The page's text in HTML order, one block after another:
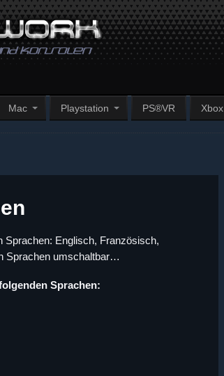
Mac Playstation PS®VR Xbox
Sprachen: Englisch, Französisch,
Sprachen umschaltbar…
Sprachen: